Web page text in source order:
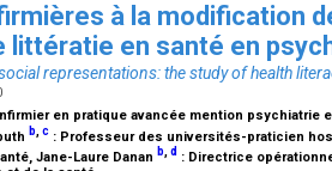
à la modification
littératie en santé en
representations: the study of health
en pratique avancée mention psychiatrie
b c : Professeur des universités-praticien
, Jane-Laure Danan b,d : Directrice